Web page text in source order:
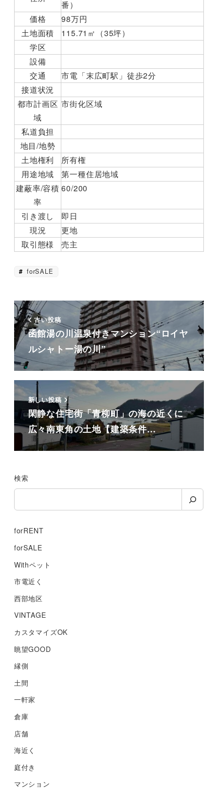
番）
価格
98万円
土地面積
115.71㎡（35坪）
学区
設備
交通
市電「末広町駅」徒歩2分
接道状況
都市計画区
域
市街化区域
私道負担
地目/地勢
土地権利
所有権
用途地域
第一種住居地域
建蔽率/容積
率
60/200
引き渡し
即日
現況
更地
取引態様
売主
forSALE
古い投稿
函館湯の川温泉付きマンション“ロイヤ
ルシャトー湯の川”
新しい投稿
閑静な住宅街「青柳町」の海の近くに
広々南東角の土地【建築条件…
検索
forRENT
forSALE
Withペット
市電近く
西部地区
VINTAGE
カスタマイズOK
眺望GOOD
縁側
土間
一軒家
倉庫
店舗
海近く
庭付き
マンション